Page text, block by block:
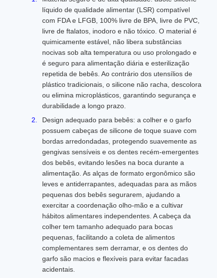
líquido de qualidade alimentar (LSR) compatível
com FDA e LFGB, 100% livre de BPA, livre de PVC,
livre de ftalatos, inodoro e não tóxico. O material é
quimicamente estável, não libera substâncias
nocivas sob alta temperatura ou uso prolongado e
é seguro para alimentação diária e esterilização
repetida de bebês. Ao contrário dos utensílios de
plástico tradicionais, o silicone não racha, descolora
ou elimina microplásticos, garantindo segurança e
durabilidade a longo prazo.
Design adequado para bebês: a colher e o garfo
possuem cabeças de silicone de toque suave com
bordas arredondadas, protegendo suavemente as
gengivas sensíveis e os dentes recém-emergentes
dos bebês, evitando lesões na boca durante a
alimentação. As alças de formato ergonômico são
leves e antiderrapantes, adequadas para as mãos
pequenas dos bebês segurarem, ajudando a
exercitar a coordenação olho-mão e a cultivar
hábitos alimentares independentes. A cabeça da
colher tem tamanho adequado para bocas
pequenas, facilitando a coleta de alimentos
complementares sem derramar, e os dentes do
garfo são macios e flexíveis para evitar facadas
acidentais.